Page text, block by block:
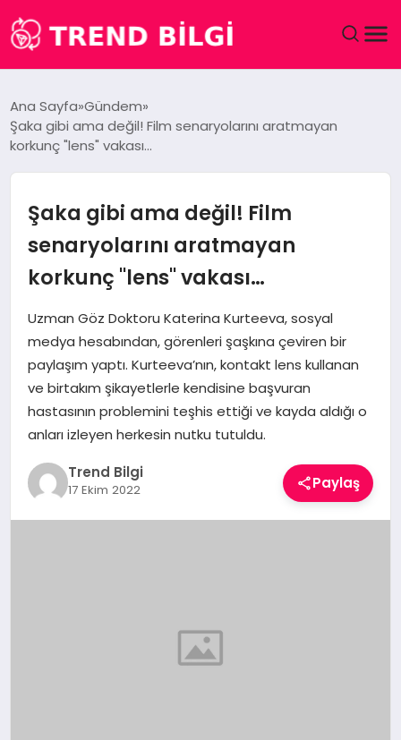
DÜNYA
EKONOMI
MAGAZIN
SAĞLIK
SPOR
TEKNOLOJI
YAŞAM
Ana Sayfa Gündem
Şaka gibi ama değil! Film senaryolarını aratmayan
korkunç "lens" vakası…
Şaka gibi ama değil! Film
senaryolarını aratmayan
korkunç "lens" vakası…
Uzman Göz Doktoru Katerina Kurteeva, sosyal
medya hesabından, görenleri şaşkına çeviren bir
paylaşım yaptı. Kurteeva’nın, kontakt lens kullanan
ve birtakım şikayetlerle kendisine başvuran
hastasının problemini teşhis ettiği ve kayda aldığı o
anları izleyen herkesin nutku tutuldu.
Trend Bilgi
17 Ekim 2022 Paylaş